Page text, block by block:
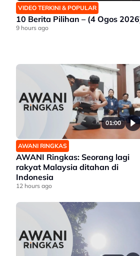
VIDEO TERKINI & POPULAR
10 Berita Pilihan – (4 Ogos
9 hours ago
01:00
AWANI RINGKAS
AWANI Ringkas: Seorang lagi
rakyat Malaysia ditahan di
Indonesia
12 hours ago